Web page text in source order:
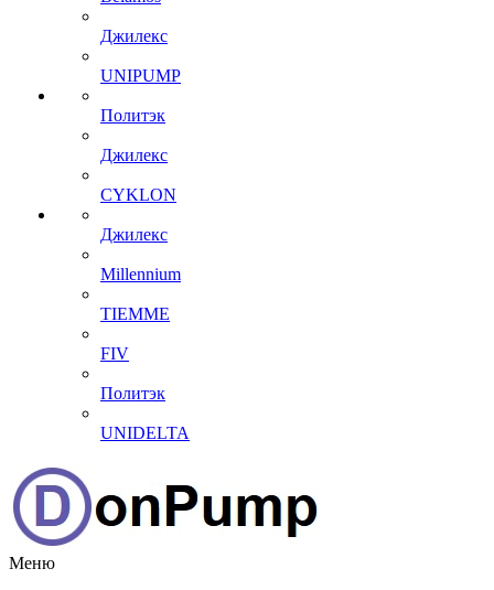
Джилекс
UNIPUMP
Политэк
Джилекс
CYKLON
Джилекс
Millennium
TIEMME
FIV
Политэк
UNIDELTA
Меню